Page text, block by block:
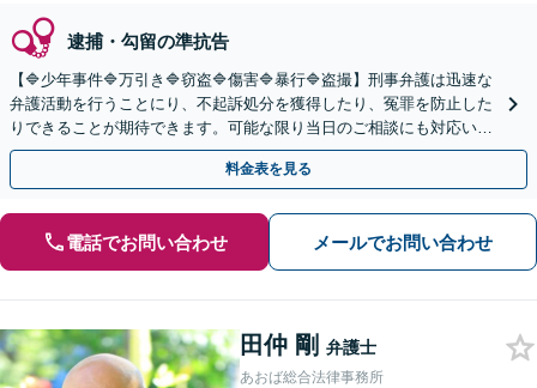
逮捕・勾留の準抗告
【🔷少年事件🔷万引き🔷窃盗🔷傷害🔷暴行🔷盗撮】刑事弁護は迅速な
弁護活動を行うことにり、不起訴処分を獲得したり、冤罪を防止した
りできることが期待できます。可能な限り当日のご相談にも対応いた
します。◤完全予約制・初回法律相談無料◢
料金表を見る
電話でお問い合わせ メールでお問い合わせ
田仲 剛 弁護士
あおば総合法律事務所